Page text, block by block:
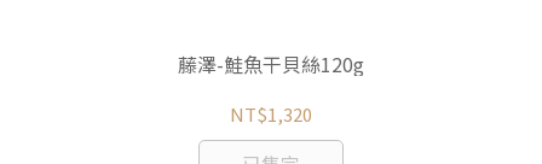
藤澤-鮭魚干貝絲120g
NT$1,320